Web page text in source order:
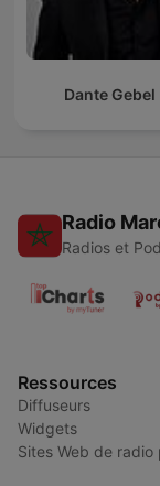
Dante Gebel
Radio
Radios et
Ressources
Diffuseurs
Widgets
Sites Web de radio